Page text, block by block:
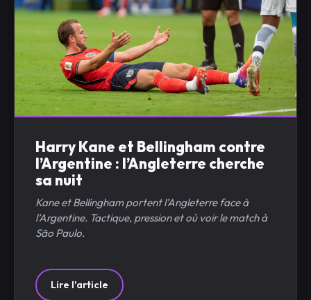
Harry Kane et Bellingham contre
l’Argentine : l’Angleterre cherche
sa nuit
Kane et Bellingham portent l’Angleterre face à
l’Argentine. Tactique, pression et où voir le match à
São Paulo.
Lire l'article